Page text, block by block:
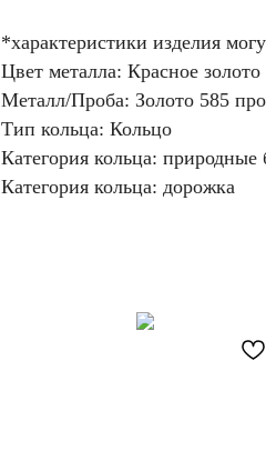
*характеристики изделия
Цвет металла: Красное золото
Металл/Проба: Золото 585
Тип кольца: Кольцо
Категория кольца:
Категория кольца: дорожка